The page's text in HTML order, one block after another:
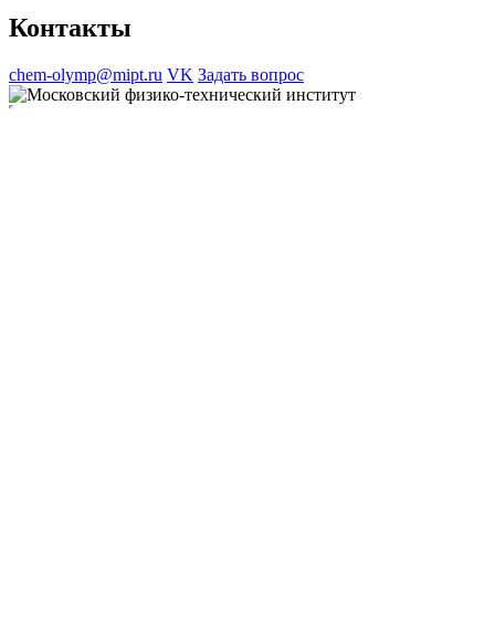
Контакты
chem-olymp@mipt.ru VK Задать вопрос